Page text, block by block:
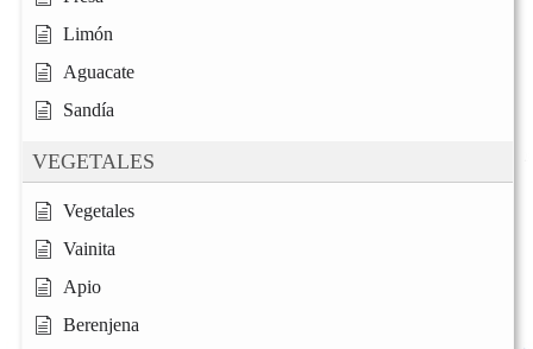
Limón
Aguacate
Sandía
VEGETALES
Vegetales
Vainita
Apio
Berenjena